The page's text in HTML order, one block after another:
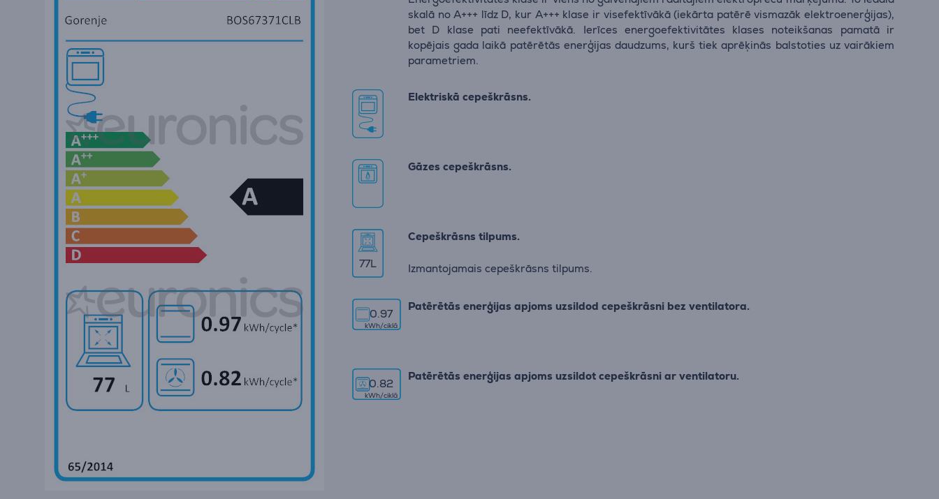
skalā no A+++ līdz D, kur A+++ klase ir visefektīvākā (iekārta patērē vismazāk elektroenerģijas),
bet D klase pati neefektīvākā. Ierīces energoefektivitātes klases noteikšanas pamatā ir
kopējais gada laikā patērētās enerģijas daudzums, kurš tiek aprēķinās balstoties uz vairākiem
parametriem.
Elektriskā cepeškrāsns.
Gāzes cepeškrāsns.
77L
Cepeškrāsns tilpums.
Izmantojamais cepeškrāsns tilpums.
0.97
kWh/ciklā
Patērētās enerģijas apjoms uzsildod cepeškrāsni bez ventilatora.
0.82
kWh/ciklā
Patērētās enerģijas apjoms uzsildot cepeškrāsni ar ventilatoru.